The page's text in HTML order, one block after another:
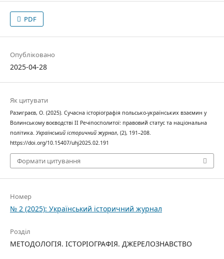
PDF
Опубліковано
2025-04-28
Як цитувати
Разиграєв, О. (2025). Сучасна історіографія польсько-українських взаємин у
Волинському воєводстві II Речіпосполитої: правовий статус та національна
політика. Український історичний журнал, (2), 191–208.
https://doi.org/10.15407/uhj2025.02.191
Формати цитування
Номер
№ 2 (2025): Український історичний журнал
Розділ
МЕТОДОЛОГІЯ. ІСТОРІОГРАФІЯ. ДЖЕРЕЛОЗНАВСТВО